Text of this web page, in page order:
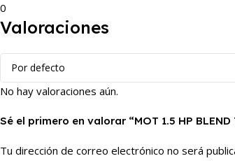
0
Valoraciones
No hay valoraciones aún.
Sé el primero en valorar “MOT 1.5 HP BLEND
Tu dirección de correo electrónico no será